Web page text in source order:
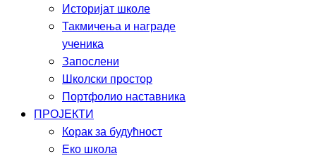
Историјат школе
Такмичења и награде
ученика
Запослени
Школски простор
Портфолио наставника
ПРОЈЕКТИ
Корак за будућност
Еко школа